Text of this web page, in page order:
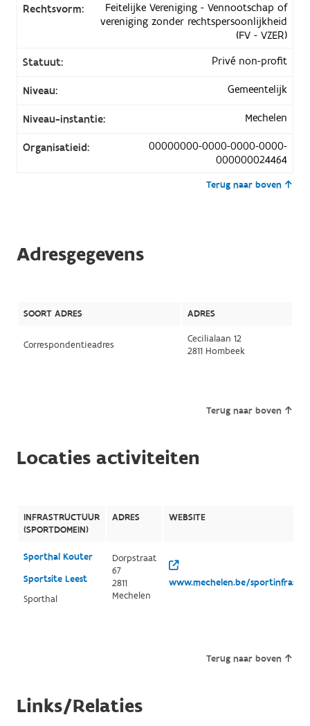
Rechtsvorm:
Feitelijke Vereniging - Vennootschap of
vereniging zonder rechtspersoonlijkheid
(FV - VZER)
Statuut:
Privé non-profit
Niveau: Gemeentelijk
Niveau-instantie: Mechelen
Organisatieid:
00000000-0000-0000-0000-
000000024464
Terug naar boven
Adresgegevens
SOORT ADRES ADRES
Correspondentieadres
Cecilialaan 12
2811 Hombeek
Terug naar boven
Locaties activiteiten
INFRASTRUCTUUR
(SPORTDOMEIN)
ADRES WEBSITE
Sporthal Kouter
Sportsite Leest
Sporthal
Dorpstraat
67
2811
Mechelen
www.mechelen.be/
Terug naar boven
Links/Relaties